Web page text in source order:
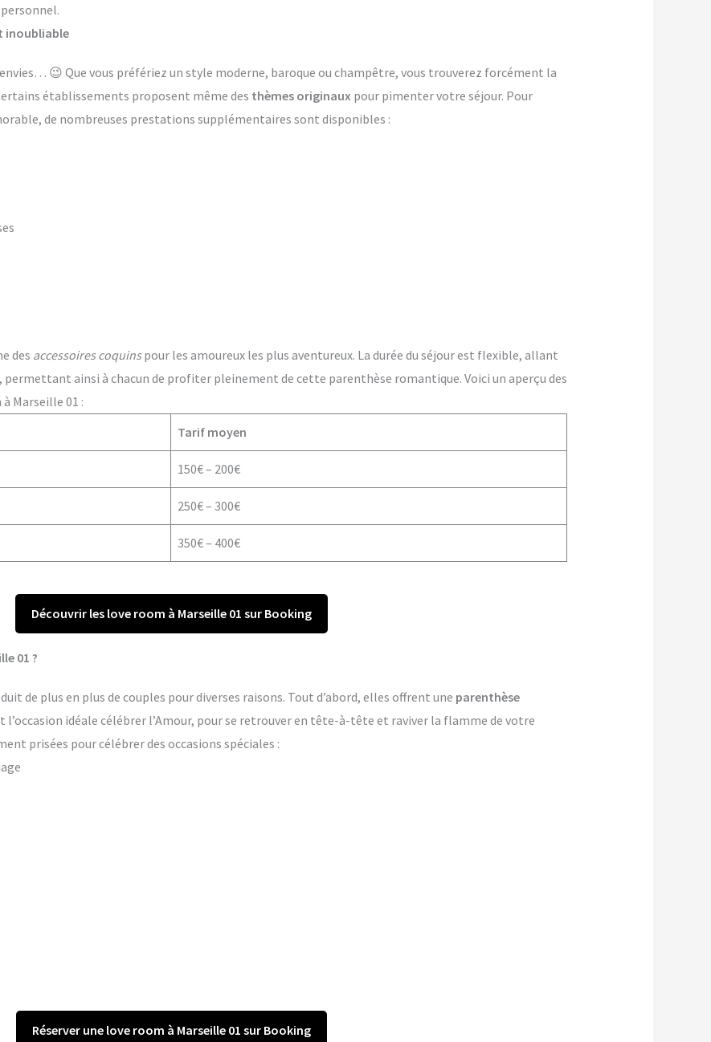
inoubliable
😉 Que vous préfériez un style moderne, baroque ou champêtre, vous trouverez forcément la
établissements proposent même des thèmes originaux pour pimenter votre séjour. Pour
de nombreuses prestations supplémentaires sont disponibles :
des accessoires coquinspour les amoureux les plus aventureux. La durée du séjour est flexible, allant
permettant ainsi à chacun de profiter pleinement de cette parenthèse romantique. Voici un aperçu des
Marseille 01 :
Tarif moyen
150€ – 200€
250€ – 300€
350€ – 400€
Découvrir les love room à Marseille 01 sur Booking
01 ?
de plus en plus de couples pour diverses raisons. Tout d’abord, elles offrent une parenthèse
l’occasion idéale célébrer l’Amour, pour se retrouver en tête-à-tête et raviver la flamme de votre
prisées pour célébrer des occasions spéciales :
Réserver une love room à Marseille 01 sur Booking